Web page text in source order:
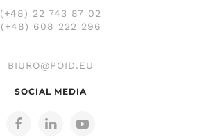
(+48) 22 743 87 02
(+48) 608 222 296
BIURO@POID.EU
SOCIAL MEDIA